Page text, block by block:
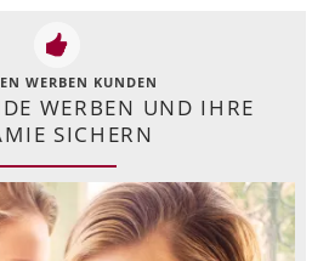
WERBEN KUNDEN
WERBEN UND IHRE
SICHERN